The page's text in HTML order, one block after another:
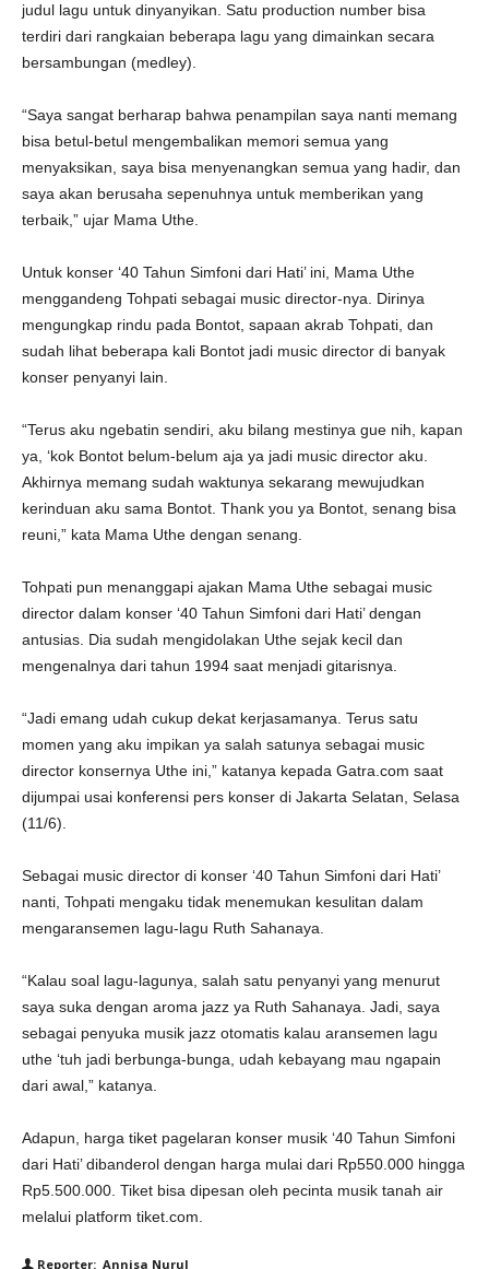
judul lagu untuk dinyanyikan. Satu production number bisa
terdiri dari rangkaian beberapa lagu yang dimainkan secara
bersambungan (medley).
“Saya sangat berharap bahwa penampilan saya nanti memang
bisa betul-betul mengembalikan memori semua yang
menyaksikan, saya bisa menyenangkan semua yang hadir, dan
saya akan berusaha sepenuhnya untuk memberikan yang
terbaik,” ujar Mama Uthe.
Untuk konser ‘40 Tahun Simfoni dari Hati’ ini, Mama Uthe
menggandeng Tohpati sebagai music director-nya. Dirinya
mengungkap rindu pada Bontot, sapaan akrab Tohpati, dan
sudah lihat beberapa kali Bontot jadi music director di banyak
konser penyanyi lain.
“Terus aku ngebatin sendiri, aku bilang mestinya gue nih, kapan
ya, ‘kok Bontot belum-belum aja ya jadi music director aku.
Akhirnya memang sudah waktunya sekarang mewujudkan
kerinduan aku sama Bontot. Thank you ya Bontot, senang bisa
reuni,” kata Mama Uthe dengan senang.
Tohpati pun menanggapi ajakan Mama Uthe sebagai music
director dalam konser ‘40 Tahun Simfoni dari Hati’ dengan
antusias. Dia sudah mengidolakan Uthe sejak kecil dan
mengenalnya dari tahun 1994 saat menjadi gitarisnya.
“Jadi emang udah cukup dekat kerjasamanya. Terus satu
momen yang aku impikan ya salah satunya sebagai music
director konsernya Uthe ini,” katanya kepada Gatra.com saat
dijumpai usai konferensi pers konser di Jakarta Selatan, Selasa
(11/6).
Sebagai music director di konser ‘40 Tahun Simfoni dari Hati’
nanti, Tohpati mengaku tidak menemukan kesulitan dalam
mengaransemen lagu-lagu Ruth Sahanaya.
“Kalau soal lagu-lagunya, salah satu penyanyi yang menurut
saya suka dengan aroma jazz ya Ruth Sahanaya. Jadi, saya
sebagai penyuka musik jazz otomatis kalau aransemen lagu
uthe ‘tuh jadi berbunga-bunga, udah kebayang mau ngapain
dari awal,” katanya.
Adapun, harga tiket pagelaran konser musik ‘40 Tahun Simfoni
dari Hati’ dibanderol dengan harga mulai dari Rp550.000 hingga
Rp5.500.000. Tiket bisa dipesan oleh pecinta musik tanah air
melalui platform tiket.com.
Reporter: Annisa Nurul